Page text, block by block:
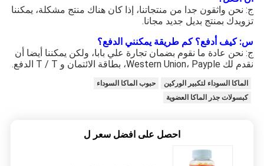
ج: نحن واثقون جدا من منتجاتنا، إذا كان هناك منتج مشكلة، يمكننا
تزويدك بمنتج بديل جديد مجانا.
س: كيف أدفع؟ كم طريقة يمكنني الدفع؟
ج: نحن عادة ما نقوم بضمان تجارة علي بابا، ولكن يمكننا أيضا أن
نقدم لك Western Union، Payple، بطاقة الائتمان و T / T الدفع.
الماكا السوداء لتكبير الوركين
حبوب الماكا السوداء
كبسولات جذر الماكا العضوية
احصل على افضل سعر ل